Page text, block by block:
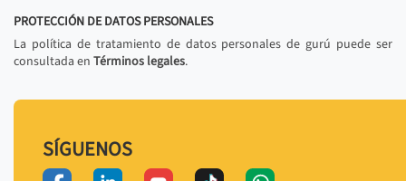
PROTECCIÓN DE DATOS PERSONALES
La política de tratamiento de datos personales de gurú puede ser
consultada en Términos legales.
SÍGUENOS